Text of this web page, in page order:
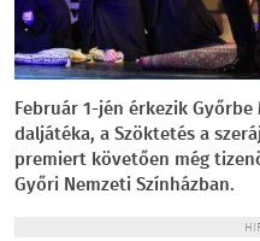
Február 1-jén érkezik
daljátéka, a Szöktetés a
premiert követően még
Győri Nemzeti Színházban.